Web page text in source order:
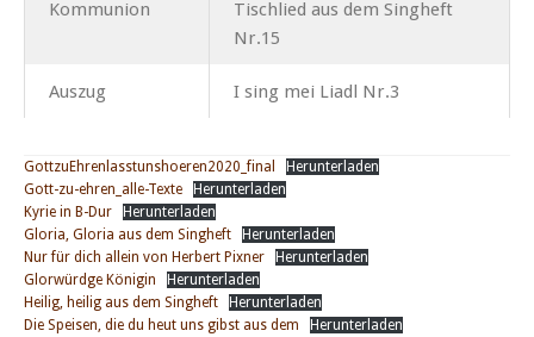
Kommunion
Tischlied aus dem Singheft
Nr.15
Auszug I sing mei Liadl Nr.3
GottzuEhrenlasstunshoeren2020_final
Herunterladen
Gott-zu-ehren_alle-Texte
Herunterladen
Kyrie in B-Dur
Herunterladen
Gloria, Gloria aus dem Singheft
Herunterladen
Nur für dich allein von Herbert Pixner
Herunterladen
Glorwürdge Königin
Herunterladen
Heilig, heilig aus dem Singheft
Herunterladen
Die Speisen, die du heut uns gibst aus dem
Herunterladen